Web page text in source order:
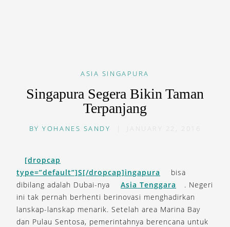
ASIA SINGAPURA
Singapura Segera Bikin Taman
Terpanjang
BYYOHANES SANDY JANUARY 22, 2016
[dropcap
type=”default”]S[/dropcap]ingapura
bisa
dibilang adalah Dubai-nya
Asia Tenggara
. Negeri
ini tak pernah berhenti berinovasi menghadirkan
lanskap-lanskap menarik. Setelah area Marina Bay
dan Pulau Sentosa, pemerintahnya berencana untuk